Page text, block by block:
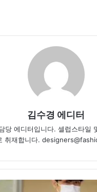
김수경 에디터
당 에디터입니다. 셀럽스타일
취재합니다.